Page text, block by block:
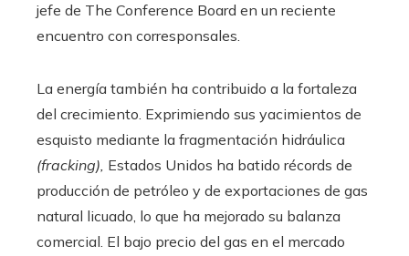
jefe de The Conference Board en un reciente
encuentro con corresponsales.
La energía también ha contribuido a la fortaleza
del crecimiento. Exprimiendo sus yacimientos de
esquisto mediante la fragmentación hidráulica
(fracking), Estados Unidos ha batido récords de
producción de petróleo y de exportaciones de gas
natural licuado, lo que ha mejorado su balanza
comercial. El bajo precio del gas en el mercado